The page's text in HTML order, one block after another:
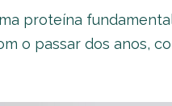
proteína
o passar dos anos,